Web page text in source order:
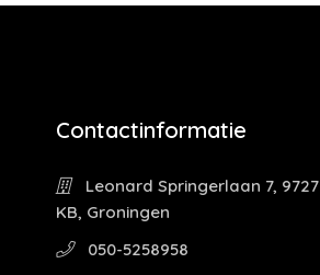
Contactinformatie
Leonard Springerlaan 7, 9727
KB, Groningen
050-5258958